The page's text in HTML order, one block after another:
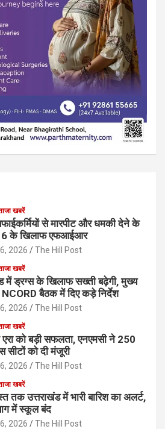
खबरें
से मारपीट और धमकी देने के
6 के खिलाफ एफआईआर
2026 The Hill Post
खबरें
में ड्रग्स के खिलाफ सख्ती बढ़ेगी, मुख्य
बैठक में दिए कड़े निर्देश
2026 The Hill Post
खबरें
एरा को बड़ी सफलता, एनएमसी ने 250
सीटों को दी मंजूरी
2026 The Hill Post
खबरें
तक उत्तराखंड में भारी बारिश का अलर्ट,
में स्कूल बंद
2026 The Hill Post